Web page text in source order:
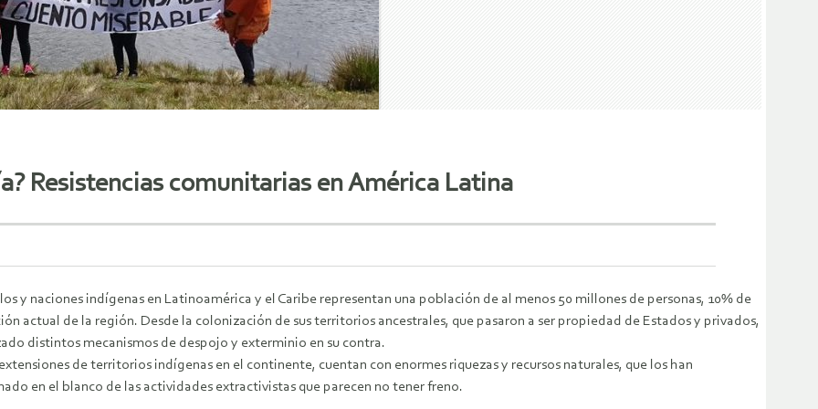
Resistencias comunitarias en América Latina
y naciones indígenas en Latinoamérica y el Caribe representan una población de al menos 50 millones de personas, 10% de
actual de la región. Desde la colonización de sus territorios ancestrales, que pasaron a ser propiedad de Estados y privados,
distintos mecanismos de despojo y exterminio en su contra.
de territorios indígenas en el continente, cuentan con enormes riquezas y recursos naturales, que los han
en el blanco de las actividades extractivistas que parecen no tener freno.